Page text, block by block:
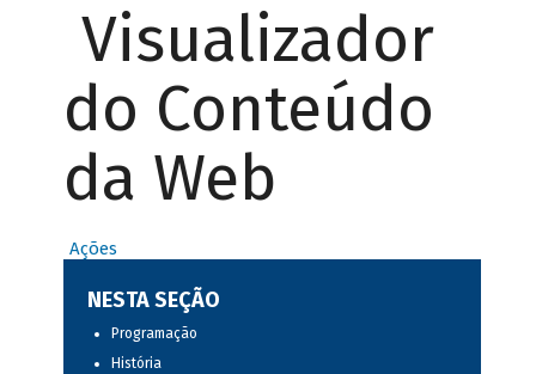
Visualizador
do Conteúdo
da Web
Ações
NESTA SEÇÃO
Programação
História